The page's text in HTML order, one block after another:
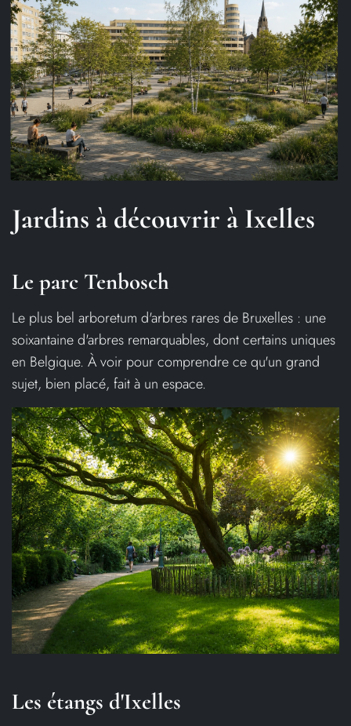
Jardins à découvrir à Ixelles
Le parc Tenbosch
Le plus bel arboretum d'arbres rares de Bruxelles : une
soixantaine d'arbres remarquables, dont certains uniques
en Belgique. À voir pour comprendre ce qu'un grand
sujet, bien placé, fait à un espace.
Les étangs d'Ixelles